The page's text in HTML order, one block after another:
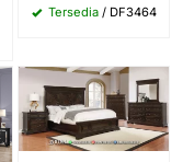
Tersedia/ DF3464